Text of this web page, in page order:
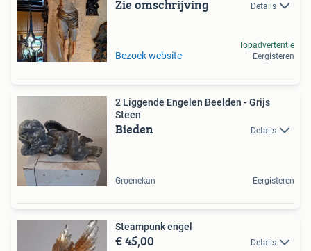
Zie omschrijving Details
Bezoek website
Topadvertentie
Eergisteren
2 Liggende Engelen Beelden - Grijs
Steen
Bieden Details
Groenekan Eergisteren
Steampunk engel
€ 45,00 Details